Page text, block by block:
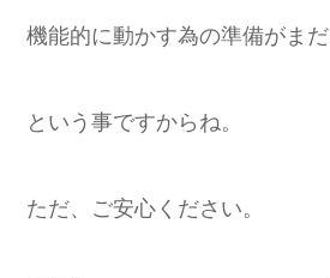
機能的に動かす為の準備がま
という事ですからね。
ただ、ご安心ください。